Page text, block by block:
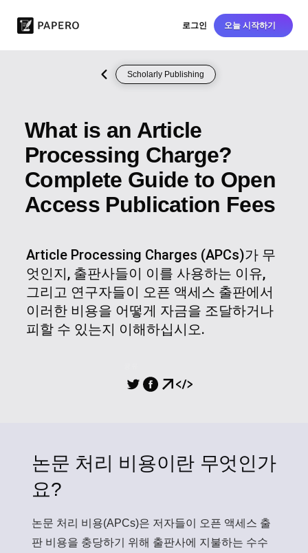
로그인 오늘 시작하기
Scholarly Publishing
What is an Article
Processing Charge?
Complete Guide to Open
Access Publication Fees
Article Processing Charges (APCs)가 무
엇인지, 출판사들이 이를 사용하는 이유,
그리고 연구자들이 오픈 액세스 출판에서
이러한 비용을 어떻게 자금을 조달하거나
피할 수 있는지 이해하십시오.
논문 처리 비용이란 무엇인가
요?
논문 처리 비용(APCs)은 저자들이 오픈 액세스 출
판 비용을 충당하기 위해 출판사에 지불하는 수수